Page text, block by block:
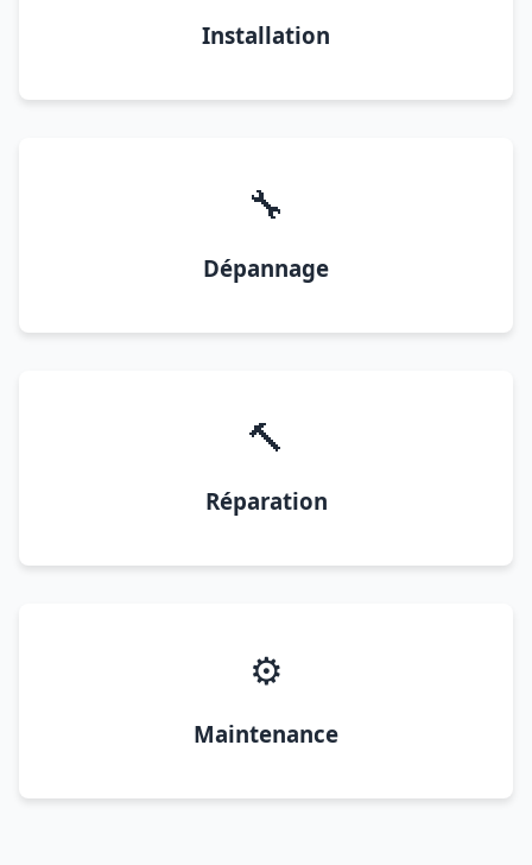
Installation
🔧
Dépannage
🔨
Réparation
⚙️
Maintenance